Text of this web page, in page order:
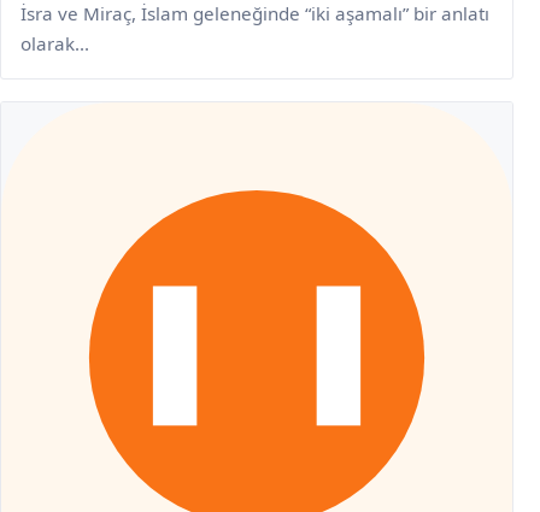
İsra ve Miraç, İslam geleneğinde “iki aşamalı” bir anlatı
olarak...